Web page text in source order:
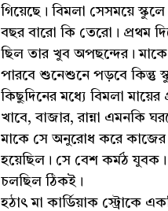
গিয়েছে। বিমলা সেসময়ে
বছর বারো কি তেরো। প্রথম
ছিল তার খুব অপছন্দের।
পারবে শুনেশুনে পড়বে কিন্তু
কিছুদিনের মধ্যে বিমলা
খাবে, বাজার, রান্না এমনকি
মাকে সে অনুরোধ করে কাজের
হয়েছিল। সে বেশ কর্মঠ যুবক।
চলছিল ঠিকই।
হঠাৎ মা কার্ডিয়াক স্ট্রোকে